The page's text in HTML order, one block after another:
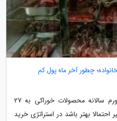
چطور آخر ماه پول کم
آخرین گزارش های رسمی از تورم سالانه محصولات خوراکی به 27
بهتر باشد در استراتژی خرید